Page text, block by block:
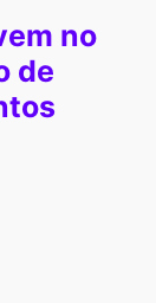
no
de